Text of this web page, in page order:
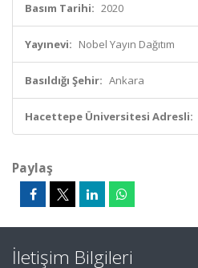
Basım Tarihi: 2020
Yayınevi: Nobel Yayın Dağıtım
Basıldığı Şehir: Ankara
Hacettepe Üniversitesi Adresli:
Paylaş
İletişim Bilgileri